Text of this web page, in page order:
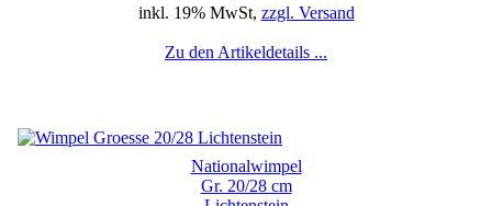
inkl. 19% MwSt, zzgl. Versand
Zu den Artikeldetails ...
Nationalwimpel
Gr. 20/28 cm